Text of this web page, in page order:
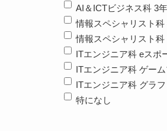
AI＆ICTビジネス科 3年
情報スペシャリスト科
情報スペシャリスト科
ITエンジニア科 eスポ
ITエンジニア科 ゲー
ITエンジニア科 グラ
特になし